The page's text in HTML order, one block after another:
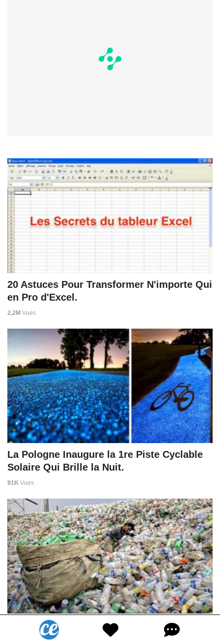
20 Astuces Pour Transformer N'importe Qui
en Pro d'Excel.
2,2M Vues
La Pologne Inaugure la 1re Piste Cyclable
Solaire Qui Brille la Nuit.
91K Vues
L'Inde Interdit Tous les Objets Plastique
Jetables. Une Avancée Majeure Pour la